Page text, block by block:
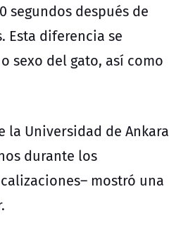
después de
Esta diferencia se
sexo del gato, así como
la Universidad de Ankara
durante los
mostró una